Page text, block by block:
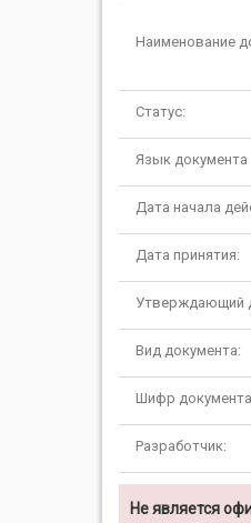
Наименование
Статус:
Язык документа
Дата начала
Дата принятия:
Утверждающий
Вид документа:
Шифр
Разработчик:
Не является